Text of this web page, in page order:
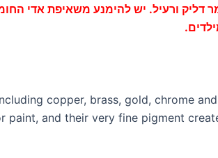
דליק ורעיל. יש להימנע משאיפת אדי
copper, brass, gold, chrome
paint, and their very fine pigment